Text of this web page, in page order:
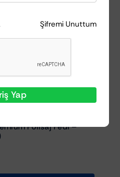
Polisaj Pedi –
Şifremi Unuttum
Yap